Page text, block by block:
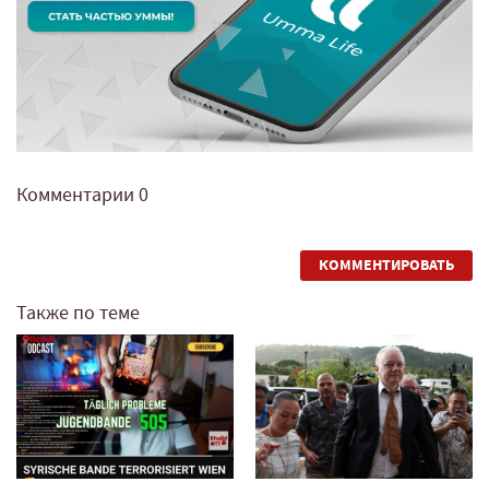
Комментарии 0
КОММЕНТИРОВАТЬ
Также по теме